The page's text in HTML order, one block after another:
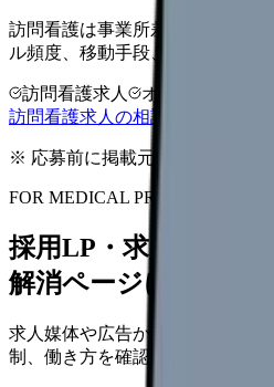
訪問看護は事業所差が大きい領
ル頻度、移動手段、給与条件を
訪問看護求人 オンコール確認
訪問看護求人の相談前チェックを
※ 応募前に掲載元の最新情報を
FOR MEDICAL PROVIDERS
採用LP・求人ページ
解消ページにできます
求人媒体や広告から来た看護師
制、働き方を確認して応募できる